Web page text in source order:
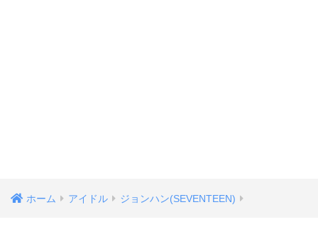
ホーム アイドル ジョンハン(SEVENTEEN)